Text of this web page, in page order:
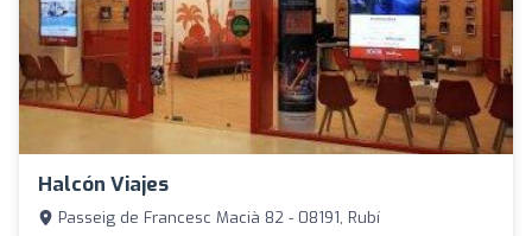
Halcón Viajes
Passeig de Francesc Macià 82 - 08191, Rubí